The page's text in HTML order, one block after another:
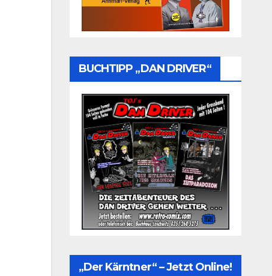
BUCHTIPP „DAN DRIVER“
„Der Kärntner“ – Jetzt Online!